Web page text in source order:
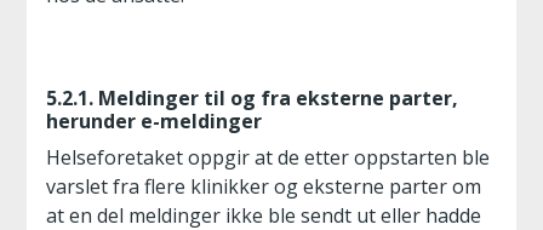
5.2.1. Meldinger til og fra eksterne parter,
herunder e-meldinger
Helseforetaket oppgir at de etter oppstarten ble
varslet fra flere klinikker og eksterne parter om
at en del meldinger ikke ble sendt ut eller hadde